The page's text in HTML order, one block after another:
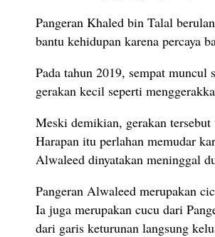
Pangeran Khaled bin Talal
bantu kehidupan karena percaya
Pada tahun 2019, sempat
gerakan kecil seperti
Meski demikian, gerakan
Harapan itu perlahan memudar
Alwaleed dinyatakan meninggal
Pangeran Alwaleed merupakan
Ia juga merupakan cucu dari
dari garis keturunan langsung